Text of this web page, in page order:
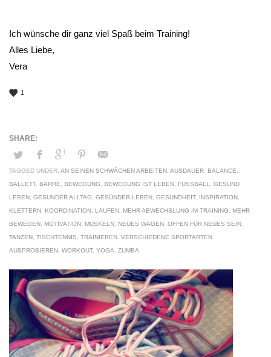
Ich wünsche dir ganz viel Spaß beim Training!
Alles Liebe,
Vera
1
TAGGED UNDER: AN SEINEN SCHWÄCHEN ARBEITEN AUSDAUER BALANCE
BALLETT, BARRE BEWEGUNG BEWEGUNG IST LEBEN FUSSBALL
GESUND
LEBEN GESUNDER ALLTAG GESÜNDER LEBEN GESUNDHEIT, INSPIRATION
KLETTERN
KOORDINATION LAUFEN MEHR ABWECHSLUNG IM TRAINING
MEHR
BEWEGEN
MOTIVATION MUSKELN NEUES WAGEN OFFEN FÜR NEUES SEIN
TANZEN TISCHTENNIS TRAINIEREN VERSCHIEDENE SPORTARTEN
AUSPROBIEREN WORKOUT, YOGA ZUMBA